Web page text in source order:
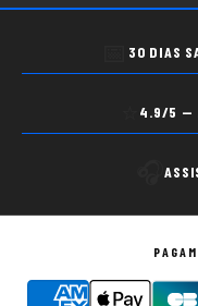
30 DIAS
4.9/5 —
🎧